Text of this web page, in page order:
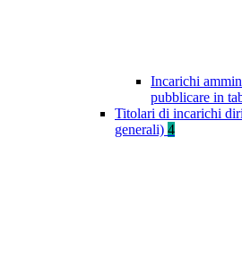
Incarichi
pubblicare in
Titolari di incarichi
generali) 4